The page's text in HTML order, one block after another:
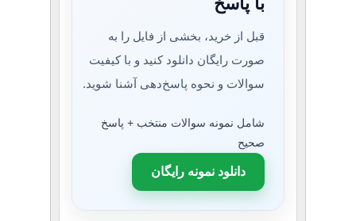
قبل از خرید، بخشی از فایل را به
صورت رایگان دانلود کنید و با کیفیت
سوالات و نحوه پاسخ‌دهی آشنا شوید.
شامل نمونه سوالات منتخب + پاسخ
صحیح
دانلود نمونه رایگان